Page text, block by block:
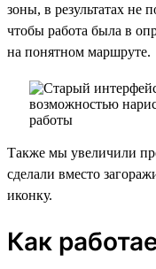
зоны, в результатах не
чтобы работа была в
на понятном маршруте.
Также мы увеличили
сделали вместо
иконку.
Как